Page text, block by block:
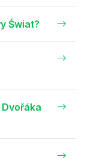
Świat?
Dvořáka